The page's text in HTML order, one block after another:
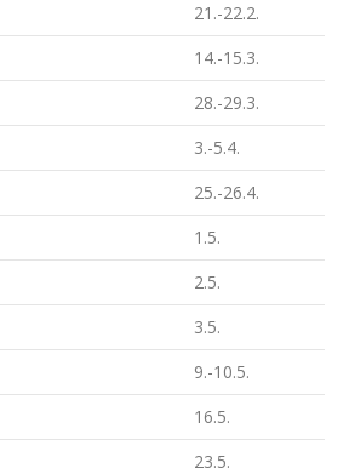
21.-22.2.
14.-15.3.
28.-29.3.
3.-5.4.
25.-26.4.
1.5.
2.5.
3.5.
9.-10.5.
16.5.
23.5.